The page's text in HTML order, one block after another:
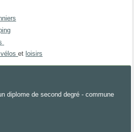
véloset loisirs
diplome de second degré - commune